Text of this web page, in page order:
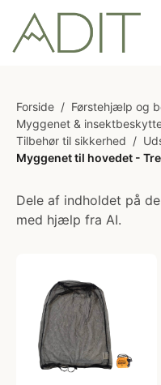
Forside / Førstehjælp og
Myggenet &
Tilbehør til sikkerhed /
Myggenet til hovedet -
Dele af indholdet på
med hjælp fra AI.